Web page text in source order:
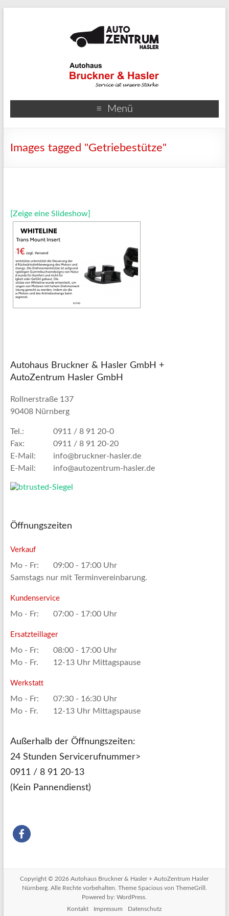
Menü
Images tagged "Getriebestütze"
[Zeige eine Slideshow]
Autohaus Bruckner & Hasler GmbH +
AutoZentrum Hasler GmbH
Rollnerstraße 137
90408 Nürnberg
Tel.:
0911 / 8 91 20-0
Fax:
0911 / 8 91 20-20
E-Mail:
info@bruckner-hasler.de
E-Mail:
info@autozentrum-hasler.de
Öffnungszeiten
Verkauf
Mo - Fr:
09:00 - 17:00 Uhr
Samstags nur mit Terminvereinbarung.
Kundenservice
Mo - Fr: 07:00 - 17:00 Uhr
Ersatzteillager
Mo - Fr:
08:00 - 17:00 Uhr
Mo - Fr.
12-13 Uhr Mittagspause
Werkstatt
Mo - Fr:
07:30 - 16:30 Uhr
Mo - Fr.
12-13 Uhr Mittagspause
Außerhalb der Öffnungszeiten:
24 Stunden Servicerufnummer>
0911 / 8 91 20-13
(Kein Pannendienst)
Copyright © 2026Autohaus Bruckner & Hasler + AutoZentrum Hasler
Nürnberg. Alle Rechte vorbehalten. Theme Spaciousvon ThemeGrill.
Powered by:WordPress
Kontakt
Impressum Datenschutz